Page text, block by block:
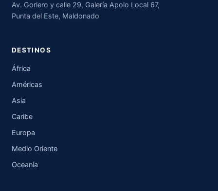
Av. Gorlero y calle 29, Galería Apolo Local 67,
Punta del Este, Maldonado
DESTINOS
África
Américas
Asia
Caribe
Europa
Medio Oriente
Oceanía